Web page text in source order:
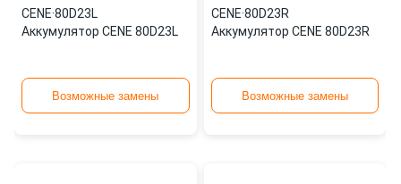
CENE·80D23L
Аккумулятор CENE 80D23L
Возможные замены
CENE·80D23R
Аккумулятор CENE 80D23R
Возможные замены